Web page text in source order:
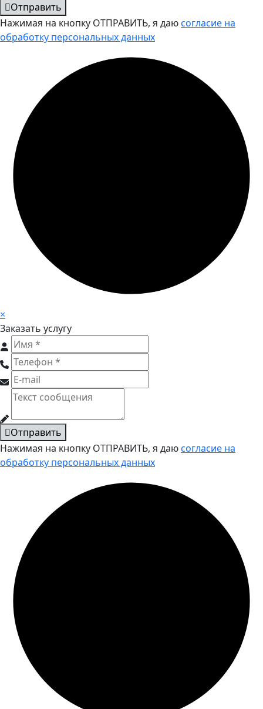
Отправить
Нажимая на кнопку ОТПРАВИТЬ, я даюсогласие на
обработку персональных данных
×
Заказать услугу
Отправить
Нажимая на кнопку ОТПРАВИТЬ, я даюсогласие на
обработку персональных данных